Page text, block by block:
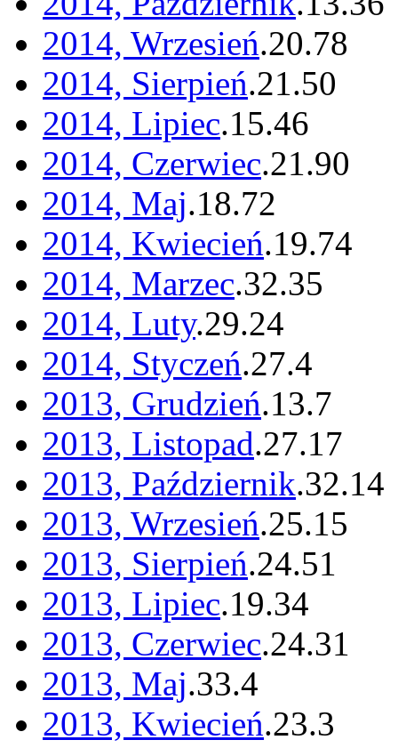
2014, Wrzesień.20.78
2014, Sierpień.21.50
2014, Lipiec.15.46
2014, Czerwiec.21.90
2014, Maj.18.72
2014, Kwiecień.19.74
2014, Marzec.32.35
2014, Luty.29.24
2014, Styczeń.27.4
2013, Grudzień.13.7
2013, Listopad.27.17
2013, Październik.32.14
2013, Wrzesień.25.15
2013, Sierpień.24.51
2013, Lipiec.19.34
2013, Czerwiec.24.31
2013, Maj.33.4
2013, Kwiecień.23.3